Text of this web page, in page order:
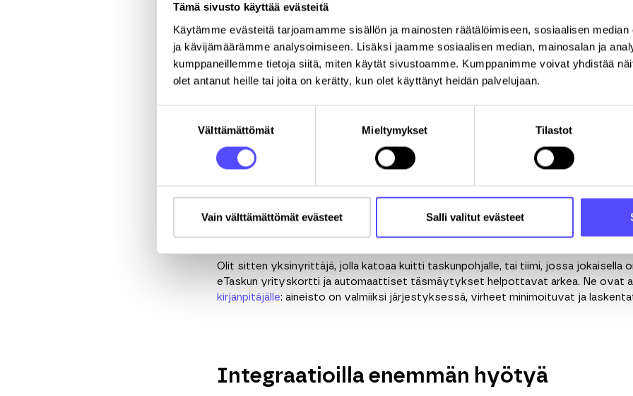
Tämä sivusto käyttää evästeitä
Käytämme evästeitä tarjoamamme sisällön ja mainosten räätälöimiseen, sosiaalisen
ja kävijämäärämme analysoimiseen. Lisäksi jaamme sosiaalisen median, mainosalan ja
kumppaneillemme tietoja siitä, miten käytät sivustoamme. Kumppanimme voivat yhdistää
olet antanut heille tai joita on kerätty, kun olet käyttänyt heidän palvelujaan.
Välttämättömät Mieltymykset Tilastot
Vain välttämättömät evästeet Salli valitut evästeet
Vähemmän kiirettä, enemmän kontrollia
Kun manuaaliset vaiheet karsiutuvat, säästät aikaa ja vältät virheitä.
ja tarkistuspuhelut kirjanpitäjälle jäävät historiaan. eTasku kokoaa kuitit,
samaan paikkaan. Se tuo kuluihin läpinäkyvyyttä ja helpottaa valvontaa
yhdellä sovelluksella, tietoturvallisesti ja ilman ylimääräisiä kustannuksia.
Kenelle tämä sopii?
Olit sitten yksinyrittäjä, jolla katoaa kuitti taskunpohjalle, tai tiimi, jossa jokaisella
eTaskun yrityskortti ja automaattiset täsmäytykset helpottavat arkea. Ne ovat
kirjanpitäjälle: aineisto on valmiiksi järjestyksessä, virheet minimoituvat ja
Integraatioilla enemmän hyötyä